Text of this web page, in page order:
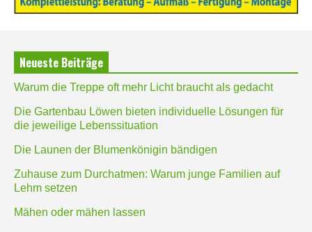
Neueste Beiträge
Warum die Treppe oft mehr Licht braucht als gedacht
Die Gartenbau Löwen bieten individuelle Lösungen für
die jeweilige Lebenssituation
Die Launen der Blumenkönigin bändigen
Zuhause zum Durchatmen: Warum junge Familien auf
Lehm setzen
Mähen oder mähen lassen